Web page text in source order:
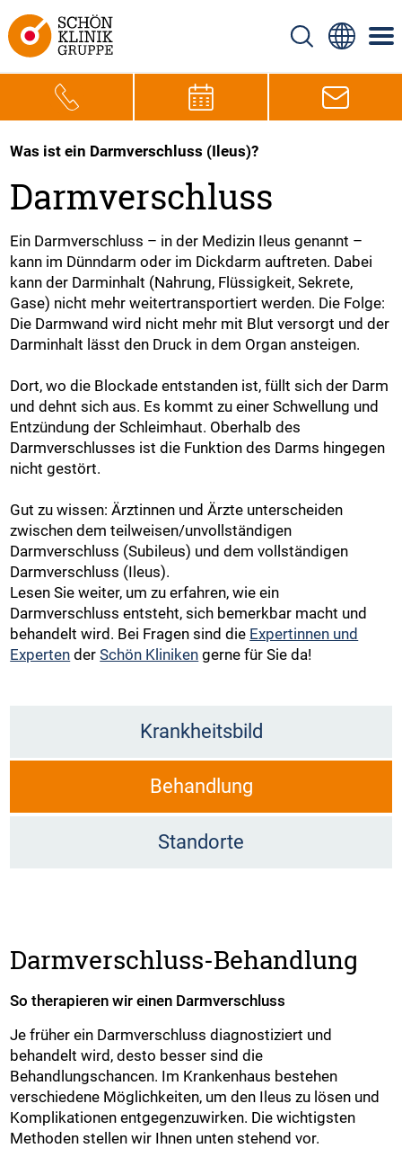
Was ist ein Darmverschluss (Ileus)?
Darmverschluss
Ein Darmverschluss – in der Medizin Ileus genannt –
kann im Dünndarm oder im Dickdarm auftreten. Dabei
kann der Darminhalt (Nahrung, Flüssigkeit, Sekrete,
Gase) nicht mehr weitertransportiert werden. Die Folge:
Die Darmwand wird nicht mehr mit Blut versorgt und der
Darminhalt lässt den Druck in dem Organ ansteigen.
Dort, wo die Blockade entstanden ist, füllt sich der Darm
und dehnt sich aus. Es kommt zu einer Schwellung und
Entzündung der Schleimhaut. Oberhalb des
Darmverschlusses ist die Funktion des Darms hingegen
nicht gestört.
Gut zu wissen: Ärztinnen und Ärzte unterscheiden
zwischen dem teilweisen/unvollständigen
Darmverschluss (Subileus) und dem vollständigen
Darmverschluss (Ileus).
Lesen Sie weiter, um zu erfahren, wie ein
Darmverschluss entsteht, sich bemerkbar macht und
behandelt wird. Bei Fragen sind die Expertinnen und
Experten derSchön Kliniken gerne für Sie da!
Krankheitsbild
Behandlung
Standorte
Darmverschluss-Behandlung
So therapieren wir einen Darmverschluss
Je früher ein Darmverschluss diagnostiziert und
behandelt wird, desto besser sind die
Behandlungschancen. Im Krankenhaus bestehen
verschiedene Möglichkeiten, um den Ileus zu lösen und
Komplikationen entgegenzuwirken. Die wichtigsten
Methoden stellen wir Ihnen unten stehend vor.